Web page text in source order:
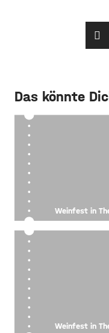
Das könnte
Weinfest in
Weinfest in